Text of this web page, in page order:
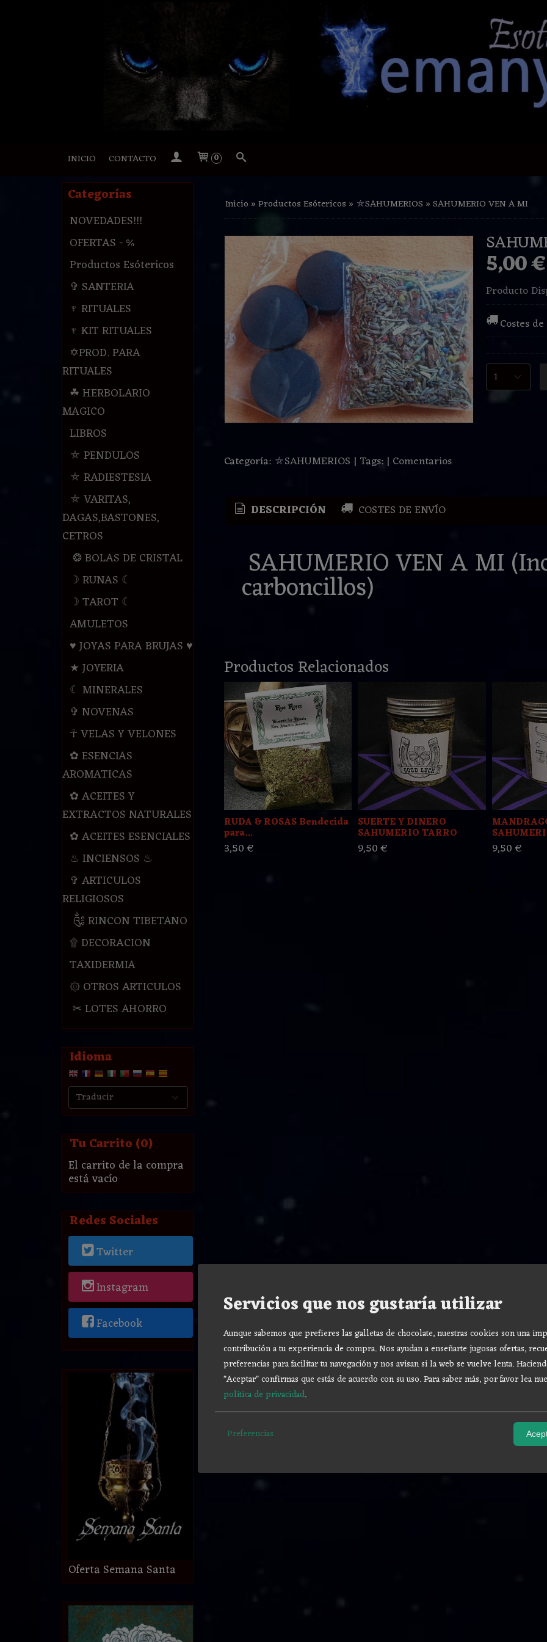
INICIO CONTACTO 0
Categorías
NOVEDADES!!!
OFERTAS - %
Productos Esótericos
✞ SANTERIA
♆ RITUALES
♆ KIT RITUALES
✡PROD. PARA
RITUALES
☘ HERBOLARIO
MAGICO
LIBROS
⛤ PENDULOS
⛤ RADIESTESIA
⛤ VARITAS,
DAGAS,BASTONES,
CETROS
❂ BOLAS DE CRISTAL
☽ RUNAS ☾
☽ TAROT ☾
AMULETOS
♥ JOYAS PARA BRUJAS ♥
★ JOYERIA
☾ MINERALES
✞ NOVENAS
☥ VELAS Y VELONES
✿ ESENCIAS
AROMATICAS
✿ ACEITES Y
EXTRACTOS NATURALES
✿ ACEITES ESENCIALES
♨ INCIENSOS ♨
✞ ARTICULOS
RELIGIOSOS
༃ RINCON TIBETANO
۩ DECORACION
TAXIDERMIA
۞ OTROS ARTICULOS
✂ LOTES AHORRO
Idioma
Tu Carrito (0)
El carrito de la compra
está vacío
Redes Sociales
Twitter
Instagram
Facebook
Oferta Semana Santa
Inicio »Productos Esótericos » ⛤SAHUMERIOS »SAHUMERIO VEN A MI
5,00
Producto
Costes
Categoría: ⛤SAHUMERIOS | Tags: | Comentarios
DESCRIPCIÓN COSTES DE ENVÍO
SAHUMERIO VEN A MI
carboncillos)
Productos Relacionados
RUDA & ROSAS Bendecida
para...
3,50 €
SUERTE Y DINERO
SAHUMERIO TARRO
9,50 € 9,50 €
Servicios que nos gustaría utilizar
Aunque sabemos que prefieres las galletas de chocolate, nuestras cookies son una
contribución a tu experiencia de compra. Nos ayudan a enseñarte jugosas ofertas,
preferencias para facilitar tu navegación y nos avisan si la web se vuelve lenta.
"Aceptar" confirmas que estás de acuerdo con su uso.Para saber más, por favor lea
política de privacidad.
Preferencias